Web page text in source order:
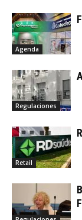
Agenda
Regulaciones
Retail